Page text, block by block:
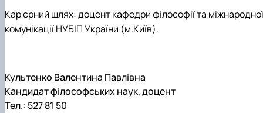
Кар'єрний шлях: доцент кафедри філософії та міжнародної
комунікації НУБІП України (м.Київ).
Культенко Валентина Павлівна
Кандидат філософських наук, доцент
Тел.: 527 81 50